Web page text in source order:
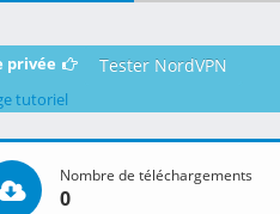
privée Tester NordVPN
tutoriel
Nombre de téléchargements
0